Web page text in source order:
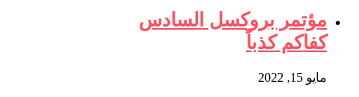
مؤتمر بروكسل السادس
كفاكم كذباً
مايو 15, 2022